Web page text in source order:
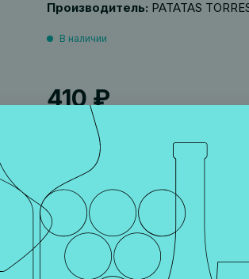
Производитель: PATATAS
В наличии
410 ₽